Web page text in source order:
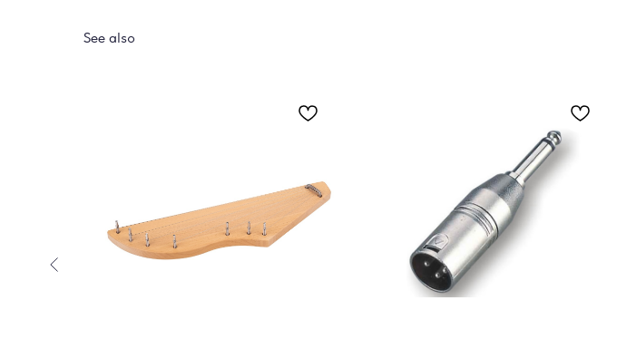
See also